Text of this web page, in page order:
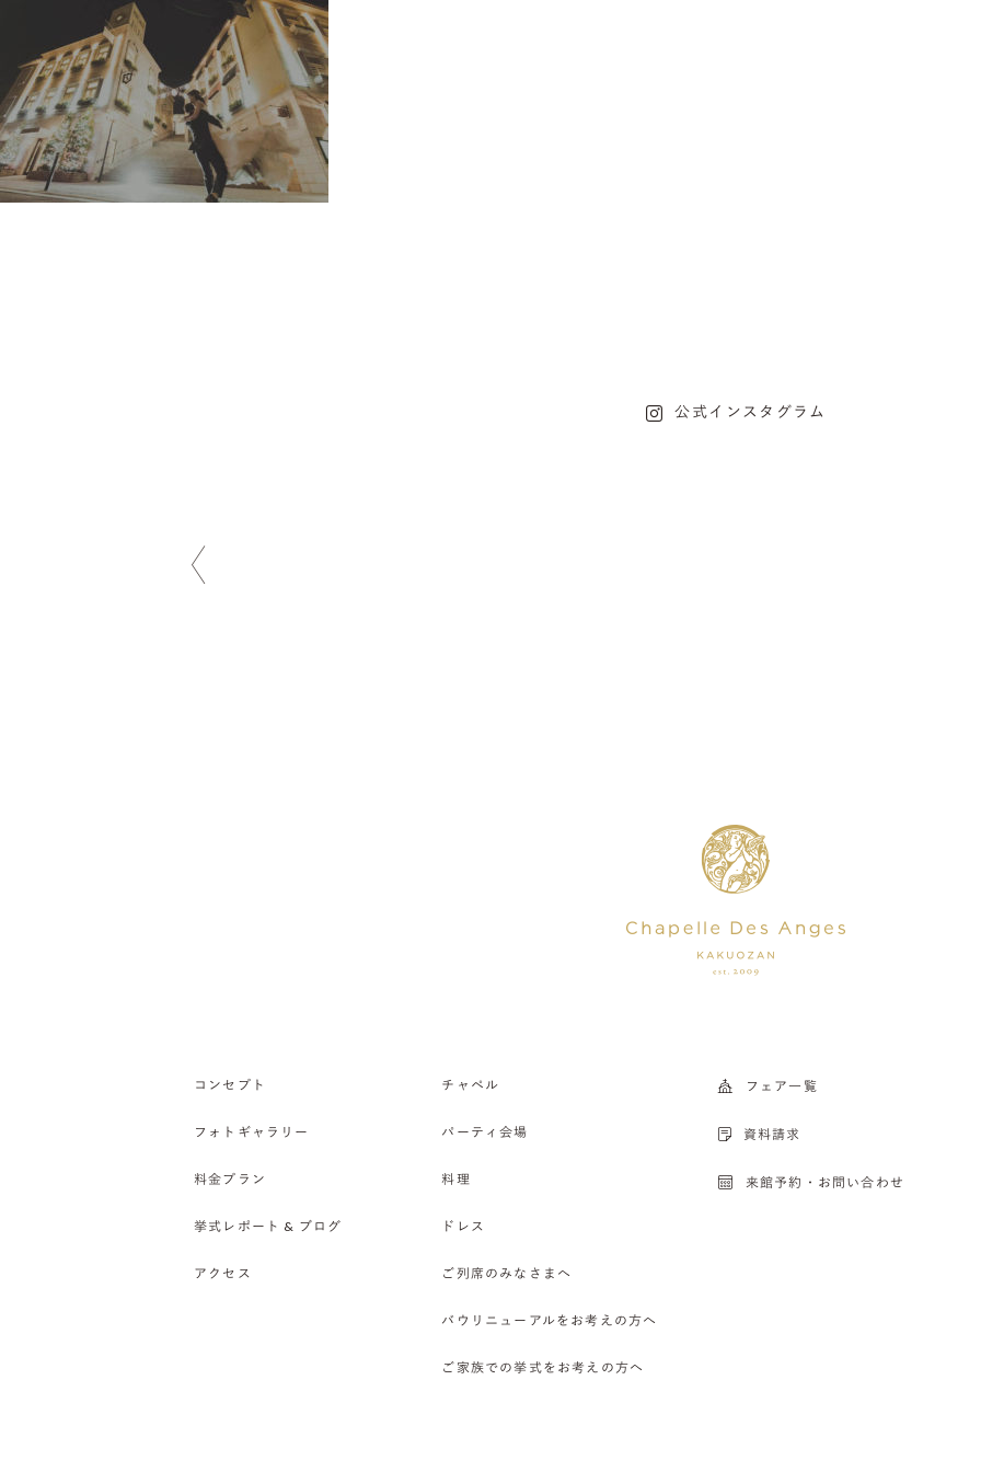
公式インスタグラム
コンセプト
フォトギャラリー
料金プラン
挙式レポート & ブログ
アクセス
チャペル
パーティ会場
料理
ドレス
ご列席のみなさまへ
バウリニューアルをお考えの方へ
ご家族での挙式をお考えの方へ
フェア一覧
資料請求
来館予約・お問い合わせ